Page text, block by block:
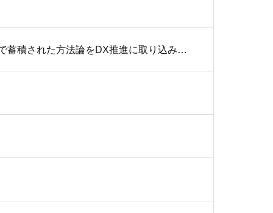
月刊誌「PC-Webzine Dec 2021」 に掲載されました。「新規事業創出で蓄積された方法論をDX推進に取り込み競争優位を実現する」